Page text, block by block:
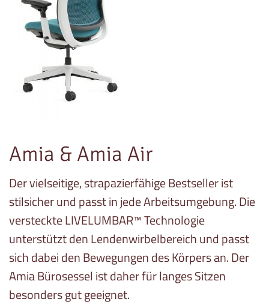
Amia & Amia Air
Der vielseitige, strapazierfähige Bestseller ist
stilsicher und passt in jede Arbeitsumgebung. Die
versteckte LIVELUMBAR™ Technologie
unterstützt den Lendenwirbelbereich und passt
sich dabei den Bewegungen des Körpers an. Der
Amia Bürosessel ist daher für langes Sitzen
besonders gut geeignet.